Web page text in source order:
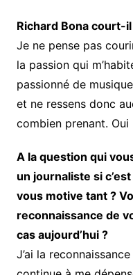
Richard Bona court-
Je ne pense pas
la passion qui
passionné de
et ne ressens donc
combien prenant.
A la question qui
un journaliste si
vous motive tant ?
reconnaissance de
cas aujourd’hui ?
J’ai la